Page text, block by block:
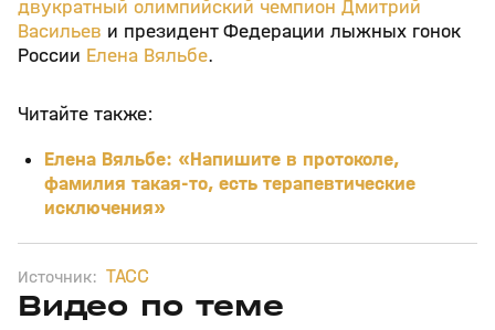
двукратный олимпийский чемпион Дмитрий
Васильев и президент Федерации лыжных гонок
России Елена Вяльбе.
Читайте также:
Елена Вяльбе: «Напишите в протоколе,
фамилия такая-то, есть терапевтические
исключения»
Источник: ТАСС
Видео по теме
15 апр, 13:09